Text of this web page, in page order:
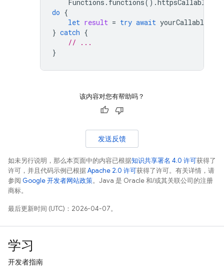
Functions . functions().httpsCallable
do {
let result = try await
} catch {
// ...
}
该内容对您有帮助吗？
发送反馈
如未另行说明，那么本页面中的内容已根据知识共享署名 4.0 许可获得了
许可，并且代码示例已根据Apache 2.0 许可获得了许可。有关详情，请
参阅 Google 开发者网站政策。Java 是 Oracle 和/或其关联公司的注册
商标。
最后更新时间 (UTC)：2026-04-07。
学习
开发者指南